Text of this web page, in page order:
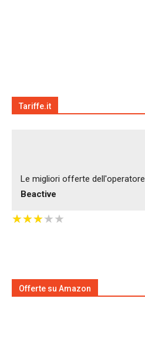
Tariffe.it
Le migliori offerte dell'operatore
Beactive
★★★★★
★★★★★
Offerte su Amazon